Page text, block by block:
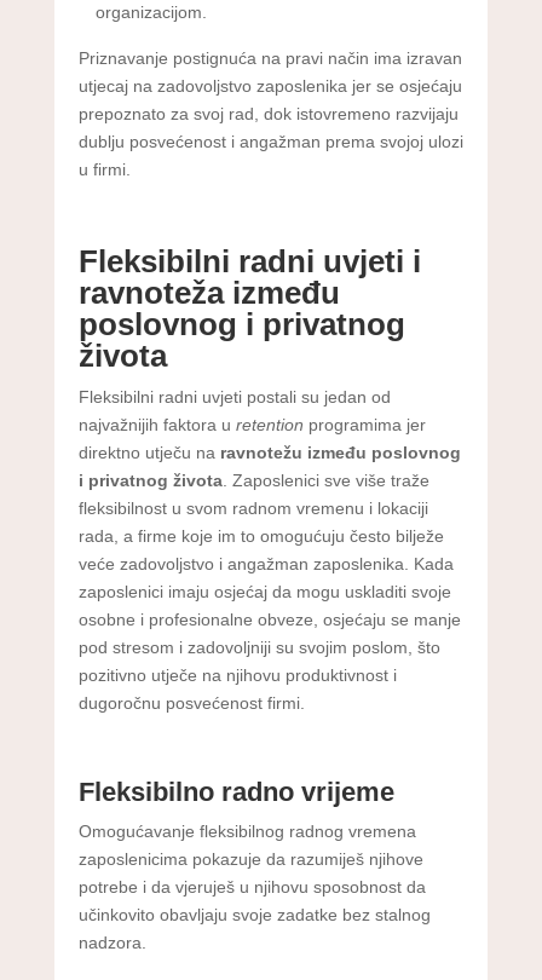
organizacijom.
Priznavanje postignuća na pravi način ima izravan
utjecaj na zadovoljstvo zaposlenika jer se osjećaju
prepoznato za svoj rad, dok istovremeno razvijaju
dublju posvećenost i angažman prema svojoj ulozi
u firmi.
Fleksibilni radni uvjeti i
ravnoteža između
poslovnog i privatnog
života
Fleksibilni radni uvjeti postali su jedan od
najvažnijih faktora u retention programima jer
direktno utječu na ravnotežu između poslovnog
i privatnog života. Zaposlenici sve više traže
fleksibilnost u svom radnom vremenu i lokaciji
rada, a firme koje im to omogućuju često bilježe
veće zadovoljstvo i angažman zaposlenika. Kada
zaposlenici imaju osjećaj da mogu uskladiti svoje
osobne i profesionalne obveze, osjećaju se manje
pod stresom i zadovoljniji su svojim poslom, što
pozitivno utječe na njihovu produktivnost i
dugoročnu posvećenost firmi.
Fleksibilno radno vrijeme
Omogućavanje fleksibilnog radnog vremena
zaposlenicima pokazuje da razumiješ njihove
potrebe i da vjeruješ u njihovu sposobnost da
učinkovito obavljaju svoje zadatke bez stalnog
nadzora.